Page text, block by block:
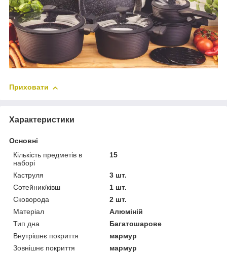
Приховати
Характеристики
Основні
Кількість предметів в
наборі
15
Каструля
3 шт.
Сотейник/ківш
1 шт.
Сковорода
2 шт.
Матеріал
Алюміній
Тип дна
Багатошарове
Внутрішнє покриття
мармур
Зовнішнє покриття
мармур